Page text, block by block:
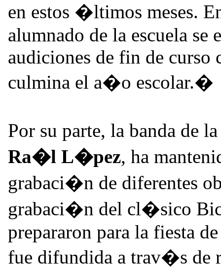
en estos �ltimos meses.
alumnado de la escuela se
audiciones de fin de curso
culmina el a�o escolar.�
Por su parte, la banda de
Ra�l L�pez, ha
grabaci�n de diferentes
grabaci�n del cl�sico
prepararon para la fiesta
fue difundida a trav�s de